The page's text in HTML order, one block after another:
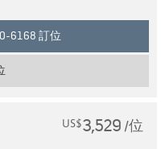
6168 訂位
US$3,529 /位